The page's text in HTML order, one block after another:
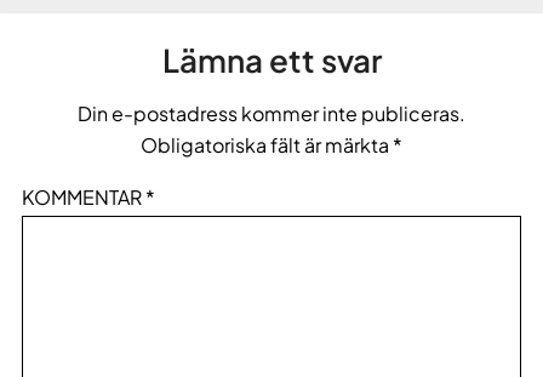
Lämna ett svar
Din e-postadress kommer inte publiceras.
Obligatoriska fält är märkta *
KOMMENTAR*